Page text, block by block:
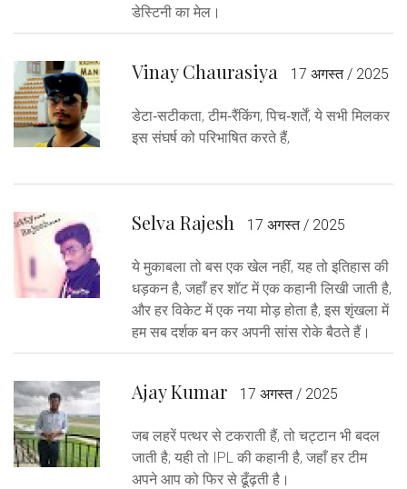
डेस्टिनी का मेल।
Vinay Chaurasiya 17 अगस्त / 2025
डेटा‑सटीकता, टीम‑रैंकिंग, पिच‑शर्तें, ये सभी मिलकर
इस संघर्ष को परिभाषित करते हैं,
Selva Rajesh 17 अगस्त / 2025
ये मुकाबला तो बस एक खेल नहीं, यह तो इतिहास की
धड़कन है, जहाँ हर शॉट में एक कहानी लिखी जाती है,
और हर विकेट में एक नया मोड़ होता है, इस शृंखला में
हम सब दर्शक बन कर अपनी सांस रोके बैठते हैं।
Ajay Kumar 17 अगस्त / 2025
जब लहरें पत्थर से टकराती हैं, तो चट्टान भी बदल
जाती है; यही तो IPL की कहानी है, जहाँ हर टीम
अपने आप को फिर से ढूँढ़ती है।